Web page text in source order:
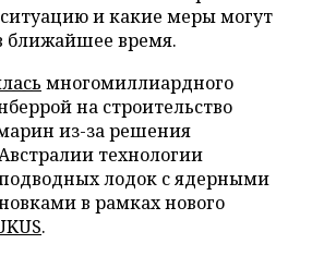
и какие меры могут
ближайшее время.
многомиллиардного
на строительство
из-за решения
технологии
подводных лодок с ядерными
в рамках нового
.